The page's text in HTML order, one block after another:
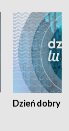
Dzień dobry